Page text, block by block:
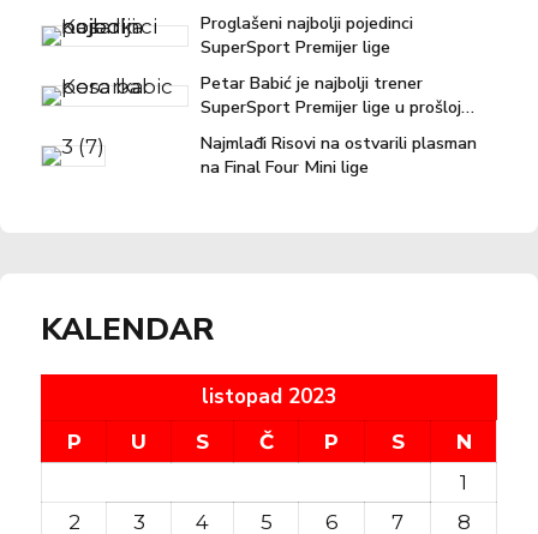
Proglašeni najbolji pojedinci
SuperSport Premijer lige
Petar Babić je najbolji trener
SuperSport Premijer lige u prošloj
Najmlađi Risovi na ostvarili plasman
na Final Four Mini lige
KALENDAR
listopad 2023
P U S Č P S
N
1
2
3 4 5 6 7
8